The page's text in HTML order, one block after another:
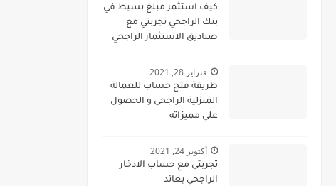
كيف استثمر مبلغ بسيط في
بنك الراجحي تجربتي مع
صناديق الاستثمار الراجحي
فبراير 28, 2021
طريقة فتح حساب للعمالة
المنزلية الراجحي و الحصول
علي مميزاته
أكتوبر 24, 2021
تجربتي مع حساب الادخار
الراجحي بعائد